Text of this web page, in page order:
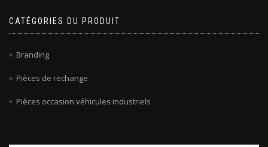
CATÉGORIES DU PRODUIT
Branding
Pièces de rechange
Pièces occasion véhicules industriels